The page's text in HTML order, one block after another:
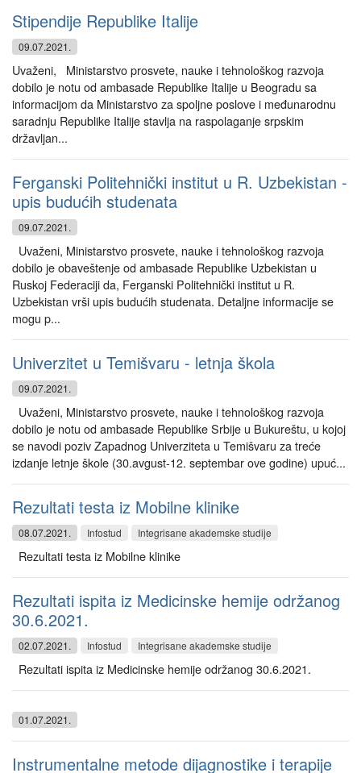
Stipendije Republike Italije
09.07.2021.
Uvaženi, Ministarstvo prosvete, nauke i tehnološkog razvoja
dobilo je notu od ambasade Republike Italije u Beogradu sa
informacijom da Ministarstvo za spoljne poslove i međunarodnu
saradnju Republike Italije stavlja na raspolaganje srpskim
državljan...
Ferganski Politehnički institut u R. Uzbekistan -
upis budućih studenata
09.07.2021.
Uvaženi, Ministarstvo prosvete, nauke i tehnološkog razvoja
dobilo je obaveštenje od ambasade Republike Uzbekistan u
Ruskoj Federaciji da, Ferganski Politehnički institut u R.
Uzbekistan vrši upis budućih studenata. Detaljne informacije se
mogu p...
Univerzitet u Temišvaru - letnja škola
09.07.2021.
Uvaženi, Ministarstvo prosvete, nauke i tehnološkog razvoja
dobilo je notu od ambasade Republike Srbije u Bukureštu, u kojoj
se navodi poziv Zapadnog Univerziteta u Temišvaru za treće
izdanje letnje škole (30.avgust-12. septembar ove godine) upuć...
Rezultati testa iz Mobilne klinike
08.07.2021. Infostud Integrisane akademske studije
Rezultati testa iz Mobilne klinike
Rezultati ispita iz Medicinske hemije održanog
30.6.2021.
02.07.2021. Infostud Integrisane akademske studije
Rezultati ispita iz Medicinske hemije održanog 30.6.2021.
01.07.2021.
Instrumentalne metode dijagnostike i terapije